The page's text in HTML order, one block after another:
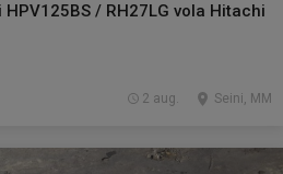
/ RH27LG vola Hitachi
Seini, MM
2 aug.